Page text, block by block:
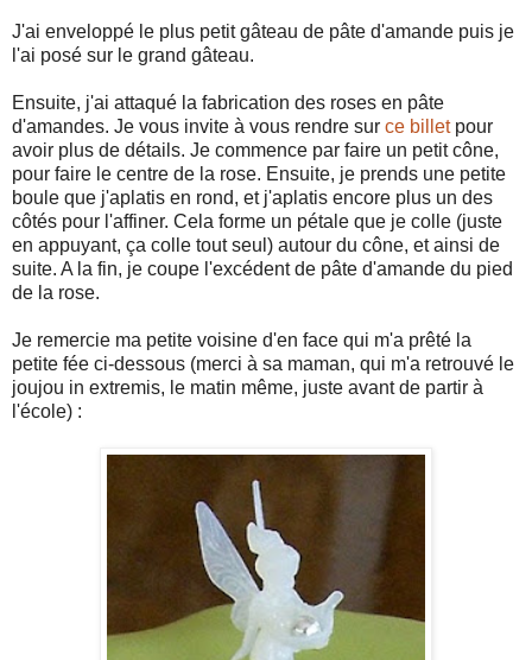
J'ai enveloppé le plus petit gâteau de pâte d'amande puis je
l'ai posé sur le grand gâteau.
Ensuite, j'ai attaqué la fabrication des roses en pâte
d'amandes. Je vous invite à vous rendre sur ce billetpour
avoir plus de détails. Je commence par faire un petit cône,
pour faire le centre de la rose. Ensuite, je prends une petite
boule que j'aplatis en rond, et j'aplatis encore plus un des
côtés pour l'affiner. Cela forme un pétale que je colle (juste
en appuyant, ça colle tout seul) autour du cône, et ainsi de
suite. A la fin, je coupe l'excédent de pâte d'amande du pied
de la rose.
Je remercie ma petite voisine d'en face qui m'a prêté la
petite fée ci-dessous (merci à sa maman, qui m'a retrouvé le
joujou in extremis, le matin même, juste avant de partir à
l'école) :